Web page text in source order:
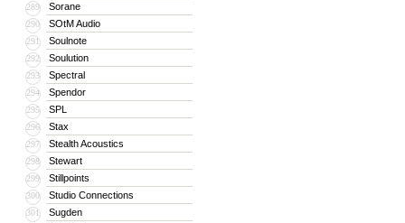
289 Sorane
290 SOtM Audio
291 Soulnote
292 Soulution
293 Spectral
294 Spendor
295 SPL
296 Stax
297 Stealth Acoustics
298 Stewart
299 Stillpoints
300 Studio Connections
301 Sugden